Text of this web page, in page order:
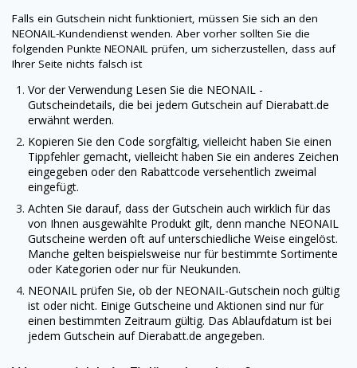
Falls ein Gutschein nicht funktioniert, müssen Sie sich an den
NEONAIL -Kundendienst wenden. Aber vorher sollten Sie die
folgenden Punkte NEONAIL prüfen, um sicherzustellen, dass auf
Ihrer Seite nichts falsch ist
Vor der Verwendung Lesen Sie die NEONAIL -
Gutscheindetails, die bei jedem Gutschein aufDierabatt.de
erwähnt werden.
Kopieren Sie den Code sorgfältig, vielleicht haben Sie einen
Tippfehler gemacht, vielleicht haben Sie ein anderes Zeichen
eingegeben oder den Rabattcode versehentlich zweimal
eingefügt.
Achten Sie darauf, dass der Gutschein auch wirklich für das
von Ihnen ausgewählte Produkt gilt, denn manche NEONAIL
Gutscheine werden oft auf unterschiedliche Weise eingelöst.
Manche gelten beispielsweise nur für bestimmte Sortimente
oder Kategorien oder nur für Neukunden.
NEONAIL prüfen Sie, ob der NEONAIL-Gutschein noch gültig
ist oder nicht. Einige Gutscheine und Aktionen sind nur für
einen bestimmten Zeitraum gültig. Das Ablaufdatum ist bei
jedem Gutschein aufDierabatt.de angegeben.